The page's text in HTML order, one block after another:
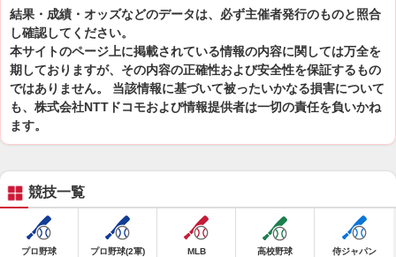
結果・成績・オッズなどのデータは、必ず主催者発行のものと照合
し確認してください。
本サイトのページ上に掲載されている情報の内容に関しては万全を
期しておりますが、その内容の正確性および安全性を保証するもの
ではありません。 当該情報に基づいて被ったいかなる損害について
も、株式会社NTTドコモおよび情報提供者は一切の責任を負いかね
ます。
競技一覧
プロ野球 プロ野球(2軍) MLB 高校野球 侍ジャパン